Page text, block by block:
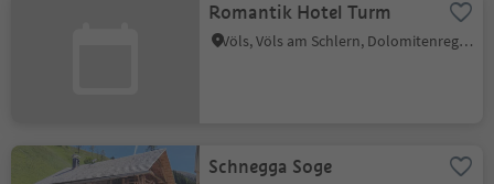
Romantik Hotel Turm
Völs, Völs am Schlern, Dolomitenregion Seiser Alm
Schnegga Soge